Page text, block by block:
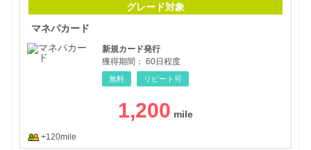
グレード対象
マネパカード
新規カード発行
獲得期間： 60日程度
無料 リピート可
1,200
+120mile